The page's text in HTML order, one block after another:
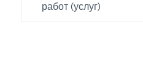
работ (услуг)